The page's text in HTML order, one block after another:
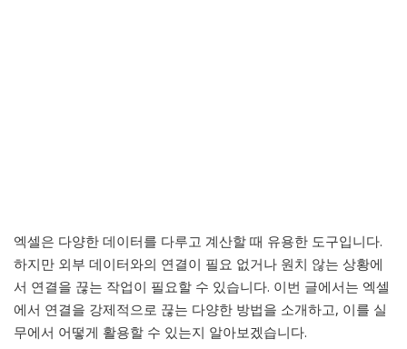
엑셀은 다양한 데이터를 다루고 계산할 때 유용한 도구입니다.
하지만 외부 데이터와의 연결이 필요 없거나 원치 않는 상황에
서 연결을 끊는 작업이 필요할 수 있습니다. 이번 글에서는 엑셀
에서 연결을 강제적으로 끊는 다양한 방법을 소개하고, 이를 실
무에서 어떻게 활용할 수 있는지 알아보겠습니다.